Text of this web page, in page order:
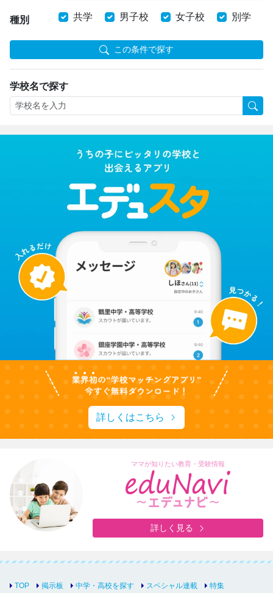
種別 共学 男子校 女子校 別学
この条件で探す
学校名で探す
詳しくはこちら
ママが知りたい教育・受験情報
詳しく見る
TOP 掲示板 中学・高校を探す スペシャル連載 特集